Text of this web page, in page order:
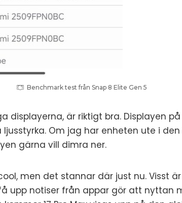
Benchmark test från Snap 8 Elite Gen 5
displayerna, är riktigt bra. Displayen
Om jag har enheten ute i
gärna vill dimra ner.
men det stannar där just nu. Visst
upp notiser från appar gör att nyttan